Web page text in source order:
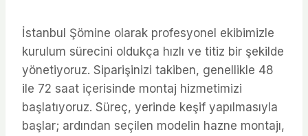
İstanbul Şömine olarak profesyonel ekibimizle
kurulum sürecini oldukça hızlı ve titiz bir şekilde
yönetiyoruz. Siparişinizi takiben, genellikle 48
ile 72 saat içerisinde montaj hizmetimizi
başlatıyoruz. Süreç, yerinde keşif yapılmasıyla
başlar; ardından seçilen modelin hazne montajı,